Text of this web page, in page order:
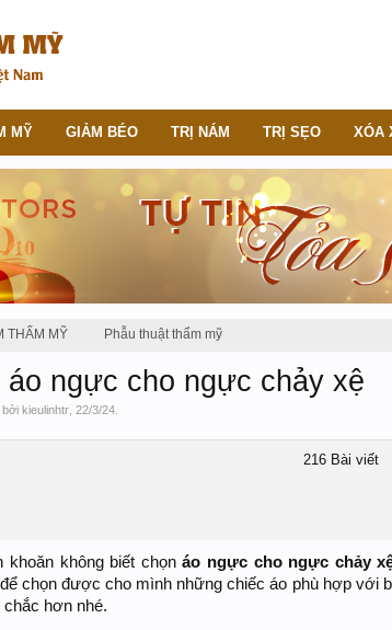
THẨM MỸ Phẫu thuật thẩm mỹ
ngực cho ngực chảy xệ
bởi kieulinhtr 22/3/24
216 Bài viết
khoăn không biết chọnáo ngực cho ngực chảy
chọn được cho mình những chiếc áo phù hợp với
hơn nhé.
MỸ GIẢM BÉO TRỊ NÁM TRỊ SẸO XÓA